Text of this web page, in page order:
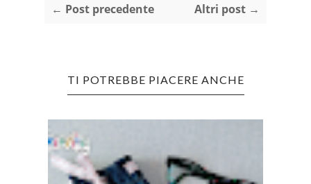
← Post precedente Altri post →
TI POTREBBE PIACERE ANCHE